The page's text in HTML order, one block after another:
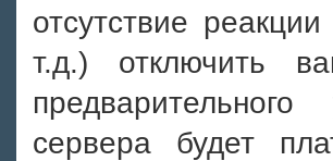
отсутствие
т.д.) отключить
сервера будет